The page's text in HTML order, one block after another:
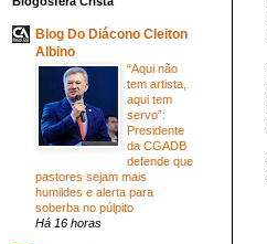
Blog Do Diácono Cleiton
Albino
“Aqui não
tem artista,
aqui tem
servo”:
Presidente
da CGADB
defende que
pastores sejam mais
humildes e alerta para
soberba no púlpito
Há 16 horas